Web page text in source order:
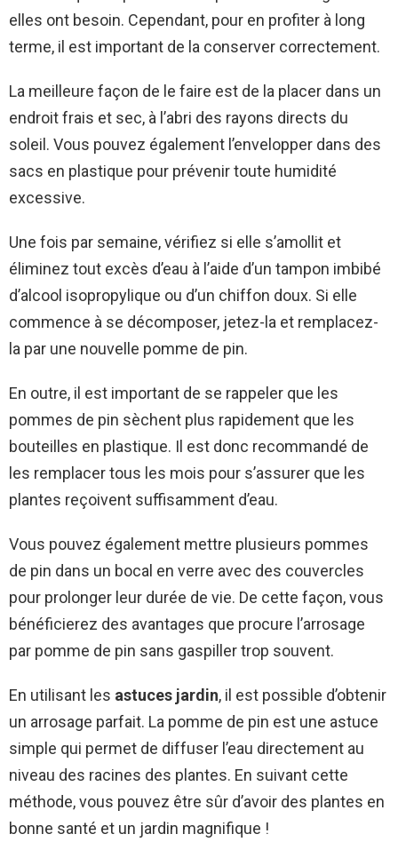
elles ont besoin. Cependant, pour en profiter à long
terme, il est important de la conserver correctement.
La meilleure façon de le faire est de la placer dans un
endroit frais et sec, à l’abri des rayons directs du
soleil. Vous pouvez également l’envelopper dans des
sacs en plastique pour prévenir toute humidité
excessive.
Une fois par semaine, vérifiez si elle s’amollit et
éliminez tout excès d’eau à l’aide d’un tampon imbibé
d’alcool isopropylique ou d’un chiffon doux. Si elle
commence à se décomposer, jetez-la et remplacez-
la par une nouvelle pomme de pin.
En outre, il est important de se rappeler que les
pommes de pin sèchent plus rapidement que les
bouteilles en plastique. Il est donc recommandé de
les remplacer tous les mois pour s’assurer que les
plantes reçoivent suffisamment d’eau.
Vous pouvez également mettre plusieurs pommes
de pin dans un bocal en verre avec des couvercles
pour prolonger leur durée de vie. De cette façon, vous
bénéficierez des avantages que procure l’arrosage
par pomme de pin sans gaspiller trop souvent.
En utilisant les astuces jardin, il est possible d’obtenir
un arrosage parfait. La pomme de pin est une astuce
simple qui permet de diffuser l’eau directement au
niveau des racines des plantes. En suivant cette
méthode, vous pouvez être sûr d’avoir des plantes en
bonne santé et un jardin magnifique !